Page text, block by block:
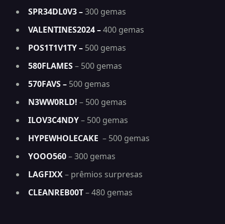
SPR34DL0V3 –300 gemas
VALENTINES2024 –400 gemas
POS1T1V1TY – 500 gemas
580FLAMES– 500 gemas
570FAVS – 500 gemas
N3WW0RLD! – 500 gemas
ILOV3C4NDY– 500 gemas
HYPEWHOLECAKE – 500 gemas
YOOO560– 300 gemas
LAGFIXX– prêmios surpresas
CLEANREB00T– 480 gemas